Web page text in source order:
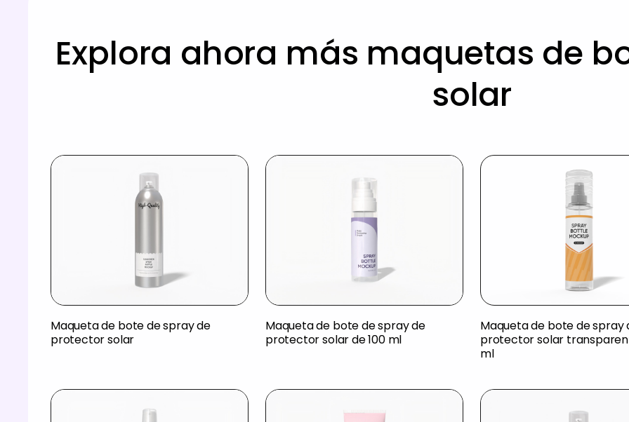
Explora ahora más maquetas de
solar
Maqueta de bote de spray de
protector solar
Maqueta de bote de spray de
protector solar de 100 ml
Maqueta de bote de spray
protector solar
ml